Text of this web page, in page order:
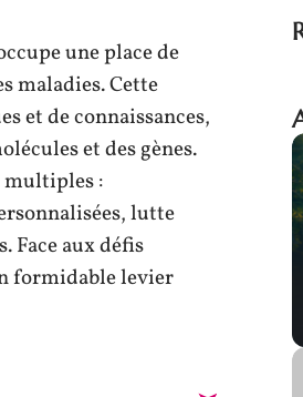
une place de
maladies. Cette
et de connaissances,
et des gènes.
multiples :
lutte
Face aux défis
formidable levier